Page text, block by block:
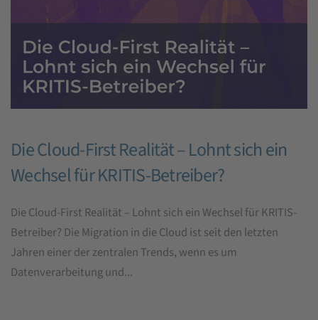
Die Cloud-First Realität – Lohnt sich ein
Wechsel für KRITIS-Betreiber?
Die Cloud-First Realität – Lohnt sich ein Wechsel für KRITIS-
Betreiber? Die Migration in die Cloud ist seit den letzten
Jahren einer der zentralen Trends, wenn es um
Datenverarbeitung und...